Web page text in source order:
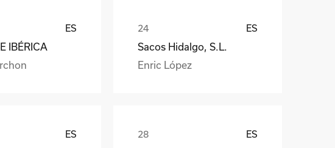
ES
IBÉRICA
ES
Sacos Hidalgo, S.L.
Enric López
ES ES